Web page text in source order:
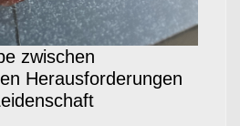
zwischen
Herausforderungen